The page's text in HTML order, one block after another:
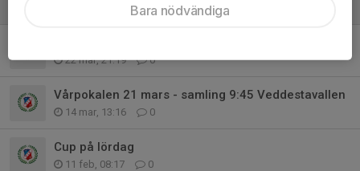
0
22 mar, 21:19 0
Vårpokalen 21 mars - samling 9:45 Veddestavallen
14 mar, 13:16 0
Cup på lördag
11 feb, 08:17 0
Bara nödvändiga